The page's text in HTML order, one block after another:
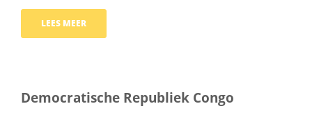
LEES MEER
Democratische Republiek Congo